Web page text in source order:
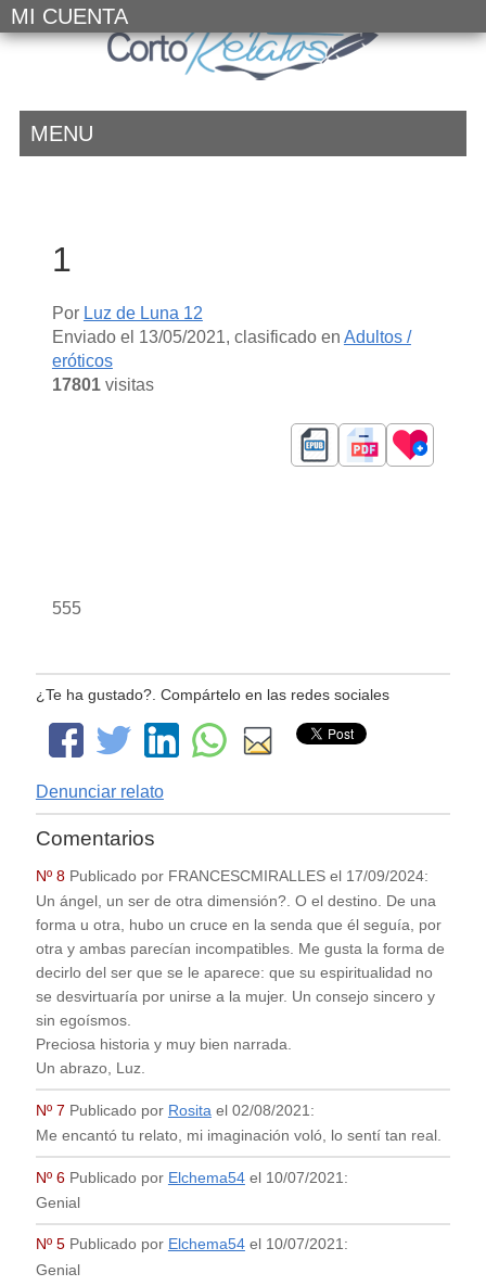
MI CUENTA
MENU
1
Por Luz de Luna 12
Enviado el 13/05/2021, clasificado en Adultos /
eróticos
17801visitas
555
¿Te ha gustado?. Compártelo en las redes sociales
Denunciar relato
Comentarios
Nº 8Publicado por FRANCESCMIRALLESel 17/09/2024:
Un ángel, un ser de otra dimensión?. O el destino. De una
forma u otra, hubo un cruce en la senda que él seguía, por
otra y ambas parecían incompatibles. Me gusta la forma de
decirlo del ser que se le aparece: que su espiritualidad no
se desvirtuaría por unirse a la mujer. Un consejo sincero y
sin egoísmos.
Preciosa historia y muy bien narrada.
Un abrazo, Luz.
Nº 7 Publicado por Rosita el 02/08/2021 :
Me encantó tu relato, mi imaginación voló, lo sentí tan real.
Nº 6Publicado por Elchema54el 10/07/2021 :
Genial
Nº 5Publicado por Elchema54el 10/07/2021:
Genial